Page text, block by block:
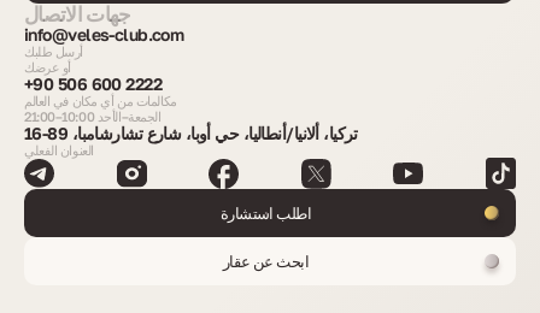
جهات الاتصال
info@veles-club.com
أرسل طلبك
أو عرضك
+90 506 600 2222
مكالمات من أي مكان في العالم
الجمعة–الأحد 10:00–21:00
تركيا، ألانيا/أنطاليا، حي أوبا، شارع تشارشامبا، 89-16
العنوان الفعلي
اطلب استشارة
ابحث عن عقار